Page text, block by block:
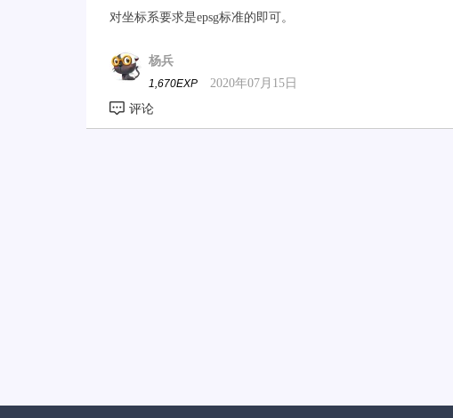
对坐标系要求是epsg标准的即可。
杨兵
1,670EXP 2020年07月15日